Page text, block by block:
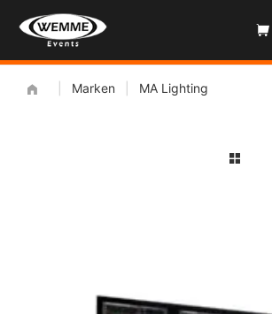
Inhalt
Marken MA Lighting